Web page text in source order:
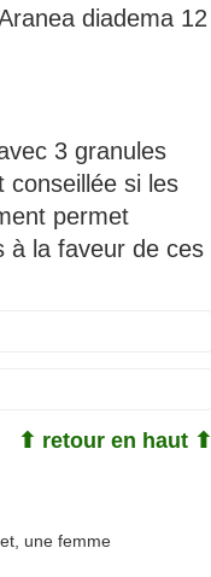
diadema 12
3 granules
conseillée si les
permet
à la faveur de ces
⬆ retour en haut ⬆
une femme